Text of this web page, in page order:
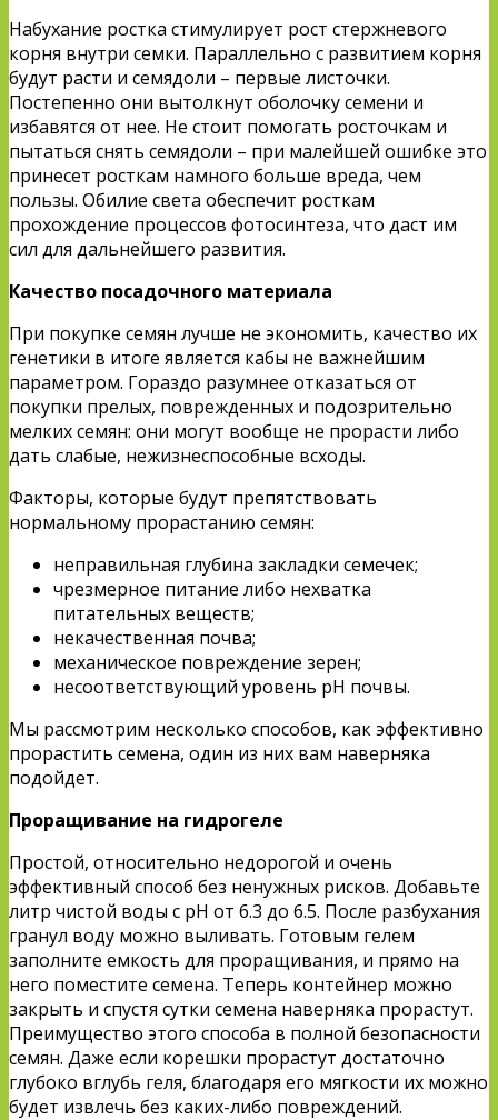
Набухание ростка стимулирует рост стержневого
корня внутри семки. Параллельно с развитием корня
будут расти и семядоли – первые листочки.
Постепенно они вытолкнут оболочку семени и
избавятся от нее. Не стоит помогать росточкам и
пытаться снять семядоли – при малейшей ошибке это
принесет росткам намного больше вреда, чем
пользы. Обилие света обеспечит росткам
прохождение процессов фотосинтеза, что даст им
сил для дальнейшего развития.
Качество посадочного материала
При покупке семян лучше не экономить, качество их
генетики в итоге является кабы не важнейшим
параметром. Гораздо разумнее отказаться от
покупки прелых, поврежденных и подозрительно
мелких семян: они могут вообще не прорасти либо
дать слабые, нежизнеспособные всходы.
Факторы, которые будут препятствовать
нормальному прорастанию семян:
неправильная глубина закладки семечек;
чрезмерное питание либо нехватка
питательных веществ;
некачественная почва;
механическое повреждение зерен;
несоответствующий уровень рН почвы.
Мы рассмотрим несколько способов, как эффективно
прорастить семена, один из них вам наверняка
подойдет.
Проращивание на гидрогеле
Простой, относительно недорогой и очень
эффективный способ без ненужных рисков. Добавьте
литр чистой воды с pH от 6.3 до 6.5. После разбухания
гранул воду можно выливать. Готовым гелем
заполните емкость для проращивания, и прямо на
него поместите семена. Теперь контейнер можно
закрыть и спустя сутки семена наверняка прорастут.
Преимущество этого способа в полной безопасности
семян. Даже если корешки прорастут достаточно
глубоко вглубь геля, благодаря его мягкости их можно
будет извлечь без каких-либо повреждений.